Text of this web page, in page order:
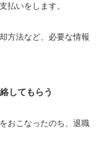
払いをします。
方法など、必要な情報
してもらう
おこなったのち、退職